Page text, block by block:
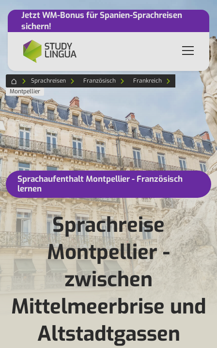
Jetzt WM-Bonus für Spanien-Sprachreisen
sichern!
Sprachreisen Französisch
Frankreich
Montpellier
Sprachaufenthalt Montpellier - Französisch
lernen
Sprachreise
Montpellier -
zwischen
Mittelmeerbrise und
Altstadtgassen